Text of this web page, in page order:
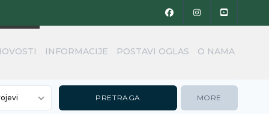
INFORMACIJE POSTAVI OGLAS O NAMA
MORE